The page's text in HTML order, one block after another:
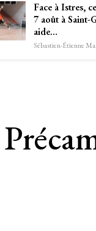
Face à Istres,
7 août à Saint-
aide…